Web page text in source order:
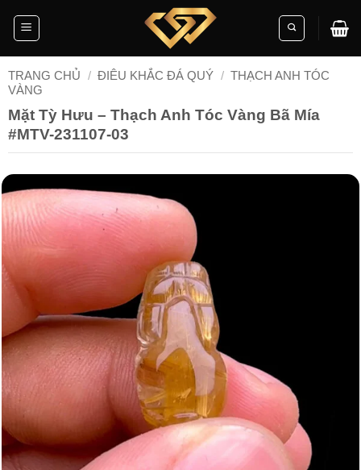
TRANG CHỦ / ĐIÊU KHẮC ĐÁ QUÝ / THẠCH ANH TÓC
VÀNG
Mặt Tỳ Hưu – Thạch Anh Tóc Vàng Bã Mía
#MTV-231107-03